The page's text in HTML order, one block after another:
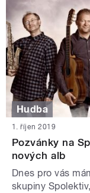
Hudba
1. říjen 2019
Pozvánky na
nových alb
Dnes pro vás
skupiny